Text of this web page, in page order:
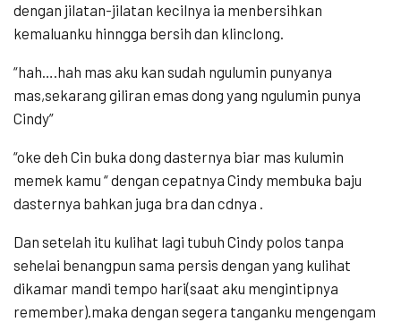
dengan jilatan-jilatan kecilnya ia menbersihkan
kemaluanku hinngga bersih dan klinclong.
“hah….hah mas aku kan sudah ngulumin punyanya
mas,sekarang giliran emas dong yang ngulumin punya
Cindy”
“oke deh Cin buka dong dasternya biar mas kulumin
memek kamu “ dengan cepatnya Cindy membuka baju
dasternya bahkan juga bra dan cdnya .
Dan setelah itu kulihat lagi tubuh Cindy polos tanpa
sehelai benangpun sama persis dengan yang kulihat
dikamar mandi tempo hari(saat aku mengintipnya
remember).maka dengan segera tanganku mengengam